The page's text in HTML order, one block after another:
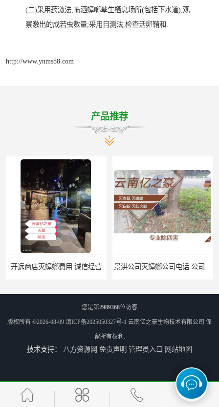
(二)采用药激法,喷洒蟑啷孳生栖息场所(包括下水道),观
察激出的成若虫数量;采用目测法,检查活卵鞘和.
http://www.ynms88.com
产品推荐
开远商店灭蟑螂费用 诚信经营
商店灭蟑螂公司 上门服务 公司致力于诚信 安宁医院灭跳蚤批发 曲靖工厂灭跳蚤公司
您是第2989368位访客
版权所有 ©2026-08-09 滇ICP备2025050327号-1 云南亿之豪生物技术有限公司 保
留所有权利.
技术支持： 八方资源网 免责声明 管理员入口 网站地图